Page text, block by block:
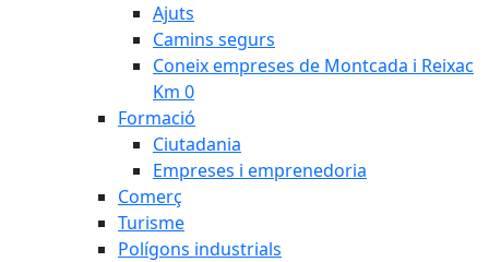
Ajuts
Camins segurs
Coneix empreses de Montcada i Reixac
Km 0
Formació
Ciutadania
Empreses i emprenedoria
Comerç
Turisme
Polígons industrials